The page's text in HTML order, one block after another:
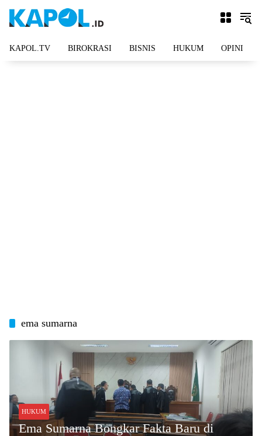
KAPOL.TV BIROKRASI BISNIS HUKUM OPINI
ema sumarna
HUKUM
Ema Sumarna Bongkar Fakta Baru di